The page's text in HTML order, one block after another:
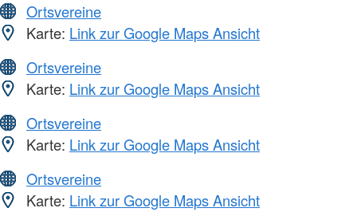
Ortsvereine
Karte: Link zur Google Maps Ansicht
Ortsvereine
Karte: Link zur Google Maps Ansicht
Ortsvereine
Karte: Link zur Google Maps Ansicht
Ortsvereine
Karte: Link zur Google Maps Ansicht